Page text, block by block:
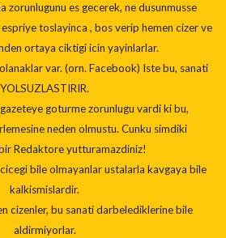
zorunlugunu es gecerek, ne dusunmusse
toslayinca , bos verip hemen cizer ve
ortaya ciktigi icin yayinlarlar.
var. (orn. Facebook) Iste bu, sanati
YOLSUZLASTIRIR.
goturme zorunlugu vardi ki bu,
neden olmustu. Cunku simdiki
Redaktore yutturamazdiniz!
bile olmayanlar ustalarla kavgaya bile
kalkismislardir.
cizenler, bu sanati darbelediklerine bile
aldirmiyorlar.